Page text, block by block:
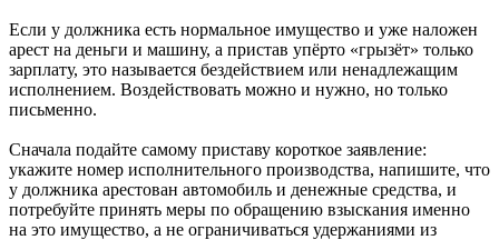
Если у должника есть нормальное имущество и уже наложен
арест на деньги и машину, а пристав упёрто «грызёт» только
зарплату, это называется бездействием или ненадлежащим
исполнением. Воздействовать можно и нужно, но только
письменно.
Сначала подайте самому приставу короткое заявление:
укажите номер исполнительного производства, напишите, что
у должника арестован автомобиль и денежные средства, и
потребуйте принять меры по обращению взыскания именно
на это имущество, а не ограничиваться удержаниями из